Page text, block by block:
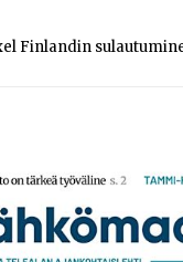
Finlandin